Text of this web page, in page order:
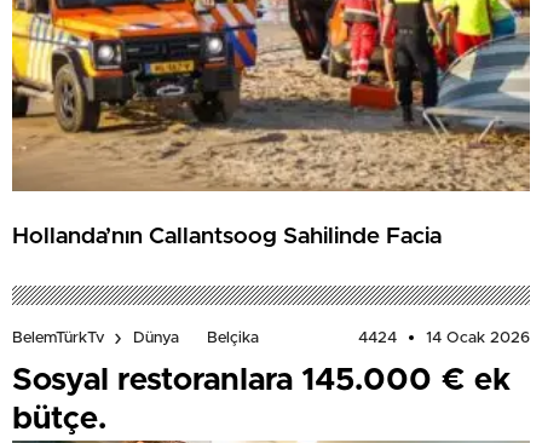
Hollanda’nın Callantsoog Sahilinde Facia
BelemTürkTv Dünya Belçika 4424 14 Ocak 2026
Sosyal restoranlara 145.000 € ek
bütçe.